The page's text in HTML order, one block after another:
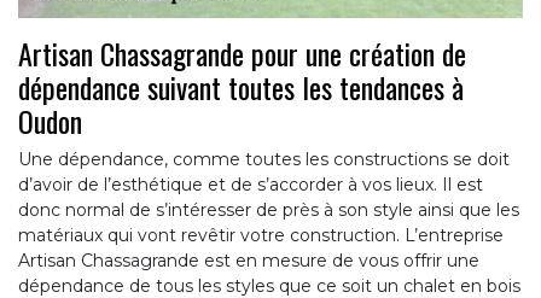
Artisan Chassagrande pour une création de
dépendance suivant toutes les tendances à
Oudon
Une dépendance, comme toutes les constructions se doit
d’avoir de l’esthétique et de s’accorder à vos lieux. Il est
donc normal de s’intéresser de près à son style ainsi que les
matériaux qui vont revêtir votre construction. L’entreprise
Artisan Chassagrande est en mesure de vous offrir une
dépendance de tous les styles que ce soit un chalet en bois